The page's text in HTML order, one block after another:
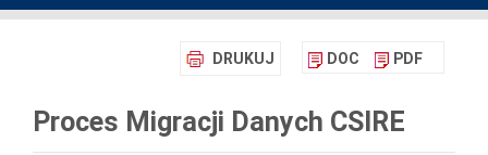
DRUKUJ DOC PDF
Proces Migracji Danych CSIRE